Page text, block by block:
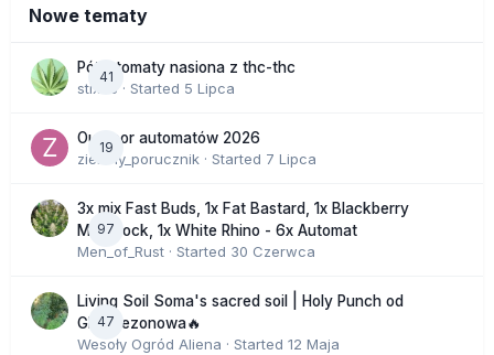
Nowe tematy
41
Półautomaty nasiona z thc-thc
stix33 · Started 5 Lipca
19
Outdoor automatów 2026
zielony_porucznik · Started 7 Lipca
97
3x mix Fast Buds, 1x Fat Bastard, 1x Blackberry
Moonrock, 1x White Rhino - 6x Automat
Men_of_Rust · Started 30 Czerwca
47
Living Soil Soma's sacred soil | Holy Punch od
GHS sezonowa🔥
Wesoły Ogród Aliena · Started 12 Maja